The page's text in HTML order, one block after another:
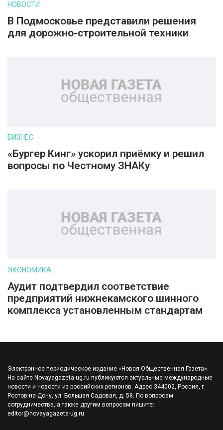
НОВОСТИ
В Подмосковье представили решения
для дорожно-строительной техники
БИЗНЕС
«Бургер Кинг» ускорил приёмку и решил
вопросы по Честному ЗНАКу
ЭКОНОМИКА
Аудит подтвердил соответствие
предприятий нижнекамского шинного
комплекса установленным стандартам
Электронное периодическое издание «Новая Общественная Газета».
На сайте Novayagazeta-ug.ru публикуются актуальные международные
новости и новости из российских регионов. Адрес:344002, Россия, г.
Ростов-на-Дону, ул. Большая Садовая, д. 58. По вопросам
сотрудничества, а также другим вопросам пишите:
editor@novayagazeta-ug.ru